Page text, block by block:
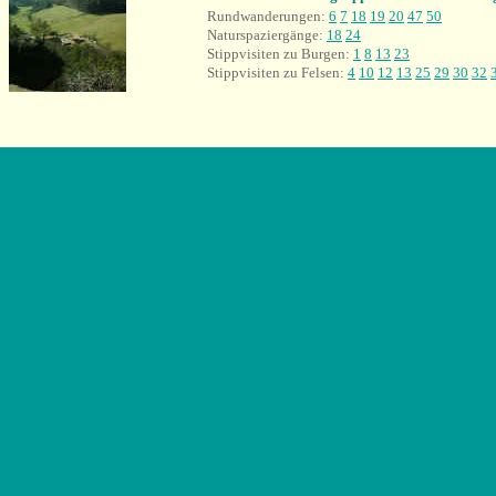
Rundwanderungen: 6 7 18 19 20 47 50
Naturspaziergänge: 18 24
Stippvisiten zu Burgen: 1 8 13 23
Stippvisiten zu Felsen: 4 10 12 13 25 29 30 32